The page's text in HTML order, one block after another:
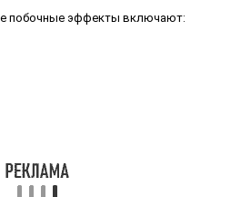
побочные эффекты включают: